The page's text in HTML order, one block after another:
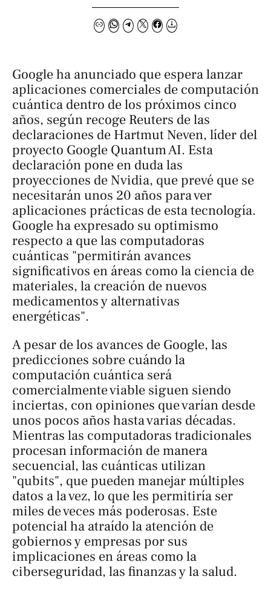
Google ha anunciado que espera lanzar
aplicaciones comerciales de computación
cuántica dentro de los próximos cinco
años, según recoge Reuters de las
declaraciones de Hartmut Neven, líder del
proyecto Google Quantum AI. Esta
declaración pone en duda las
proyecciones de Nvidia, que prevé que se
necesitarán unos 20 años para ver
aplicaciones prácticas de esta tecnología.
Google ha expresado su optimismo
respecto a que las computadoras
cuánticas "permitirán avances
significativos en áreas como la ciencia de
materiales, la creación de nuevos
medicamentos y alternativas
energéticas".
A pesar de los avances de Google, las
predicciones sobre cuándo la
computación cuántica será
comercialmente viable siguen siendo
inciertas, con opiniones que varían desde
unos pocos años hasta varias décadas.
Mientras las computadoras tradicionales
procesan información de manera
secuencial, las cuánticas utilizan
"qubits", que pueden manejar múltiples
datos a la vez, lo que les permitiría ser
miles de veces más poderosas. Este
potencial ha atraído la atención de
gobiernos y empresas por sus
implicaciones en áreas como la
ciberseguridad, las finanzas y la salud.